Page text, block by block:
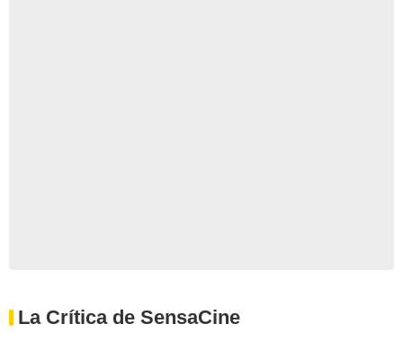
La Crítica de SensaCine